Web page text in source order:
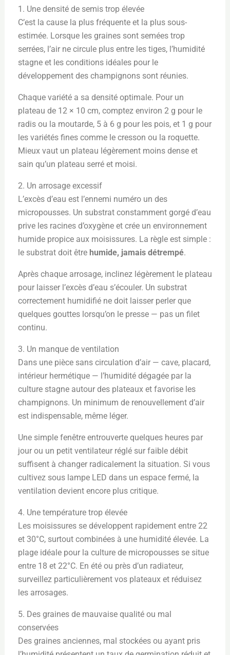
1. Une densité de semis trop élevée
C’est la cause la plus fréquente et la plus sous-
estimée. Lorsque les graines sont semées trop
serrées, l’air ne circule plus entre les tiges, l’humidité
stagne et les conditions idéales pour le
développement des champignons sont réunies.
Chaque variété a sa densité optimale. Pour un
plateau de 12 × 10 cm, comptez environ 2 g pour le
radis ou la moutarde, 5 à 6 g pour les pois, et 1 g pour
les variétés fines comme le cresson ou la roquette.
Mieux vaut un plateau légèrement moins dense et
sain qu’un plateau serré et moisi.
2. Un arrosage excessif
L’excès d’eau est l’ennemi numéro un des
micropousses. Un substrat constamment gorgé d’eau
prive les racines d’oxygène et crée un environnement
humide propice aux moisissures. La règle est simple :
le substrat doit être humide, jamais détrempé.
Après chaque arrosage, inclinez légèrement le plateau
pour laisser l’excès d’eau s’écouler. Un substrat
correctement humidifié ne doit laisser perler que
quelques gouttes lorsqu’on le presse — pas un filet
continu.
3. Un manque de ventilation
Dans une pièce sans circulation d’air — cave, placard,
intérieur hermétique — l’humidité dégagée par la
culture stagne autour des plateaux et favorise les
champignons. Un minimum de renouvellement d’air
est indispensable, même léger.
Une simple fenêtre entrouverte quelques heures par
jour ou un petit ventilateur réglé sur faible débit
suffisent à changer radicalement la situation. Si vous
cultivez sous lampe LED dans un espace fermé, la
ventilation devient encore plus critique.
4. Une température trop élevée
Les moisissures se développent rapidement entre 22
et 30°C, surtout combinées à une humidité élevée. La
plage idéale pour la culture de micropousses se situe
entre 18 et 22°C. En été ou près d’un radiateur,
surveillez particulièrement vos plateaux et réduisez
les arrosages.
5. Des graines de mauvaise qualité ou mal
conservées
Des graines anciennes, mal stockées ou ayant pris